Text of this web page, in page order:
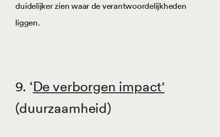
duidelijker zien waar de verantwoordelijkheden
liggen.
9. ‘De verborgen impact'
(duurzaamheid)